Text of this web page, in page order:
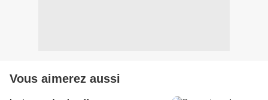
Vous aimerez aussi